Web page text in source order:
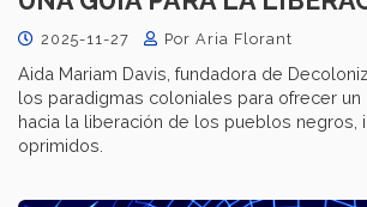
2025-11-27 Por Aria Florant
Aida Mariam Davis, fundadora de
los paradigmas coloniales para ofrecer un
hacia la liberación de los pueblos negros,
oprimidos.